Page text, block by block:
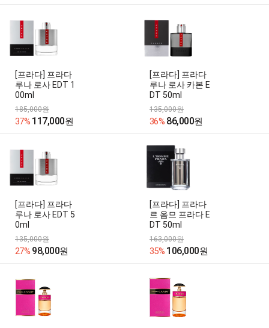
[프라다] 프라다
루나 로사 EDT 1
00ml
185,000원
37% 117,000원
[프라다] 프라다
루나 로사 카본 E
DT 50ml
135,000원
36% 86,000원
[프라다] 프라다
루나 로사 EDT 5
0ml
135,000원
27% 98,000원
[프라다] 프라다
르 옴므 프라다 E
DT 50ml
163,000원
35% 106,000원